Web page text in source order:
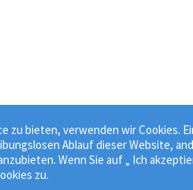
zu bieten, verwenden wir Cookies.
Ablauf dieser Website,
Wenn Sie auf „ Ich
zu.